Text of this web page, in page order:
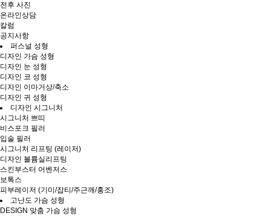
전후 사진
온라인상담
칼럼
공지사항
퍼스널 성형
디자인 가슴 성형
디자인 눈 성형
디자인 코 성형
디자인 이마거상/축소
디자인 귀 성형
디자인 시그니처
시그니처 쁘띠
비스포크 필러
입술 필러
시그니처 리프팅 (레이저)
디자인 볼륨실리프팅
스킨부스터 어벤저스
보톡스
피부레이저 (기미/잡티/주근깨/홍조)
고난도 가슴 성형
DESIGN 맞춤 가슴 성형